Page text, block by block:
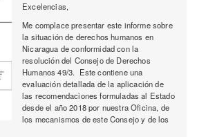
Excelencias,
Me complace presentar este informe sobre
la situación de derechos humanos en
Nicaragua de conformidad con la
resolución del Consejo de Derechos
Humanos 49/3. Este contiene una
evaluación detallada de la aplicación de
las recomendaciones formuladas al Estado
desde el año 2018 por nuestra Oficina, de
los mecanismos de este Consejo y de los